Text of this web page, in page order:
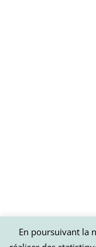
En poursuivant la